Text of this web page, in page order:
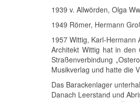
1939 v. Allwörden, Olga
1949 Römer, Hermann
1957 Wittig, Karl-Hermann
Architekt Wittig hat in
Straßenverbindung
Musikverlag und hatte die
Das Barackenlager
Danach Leerstand und